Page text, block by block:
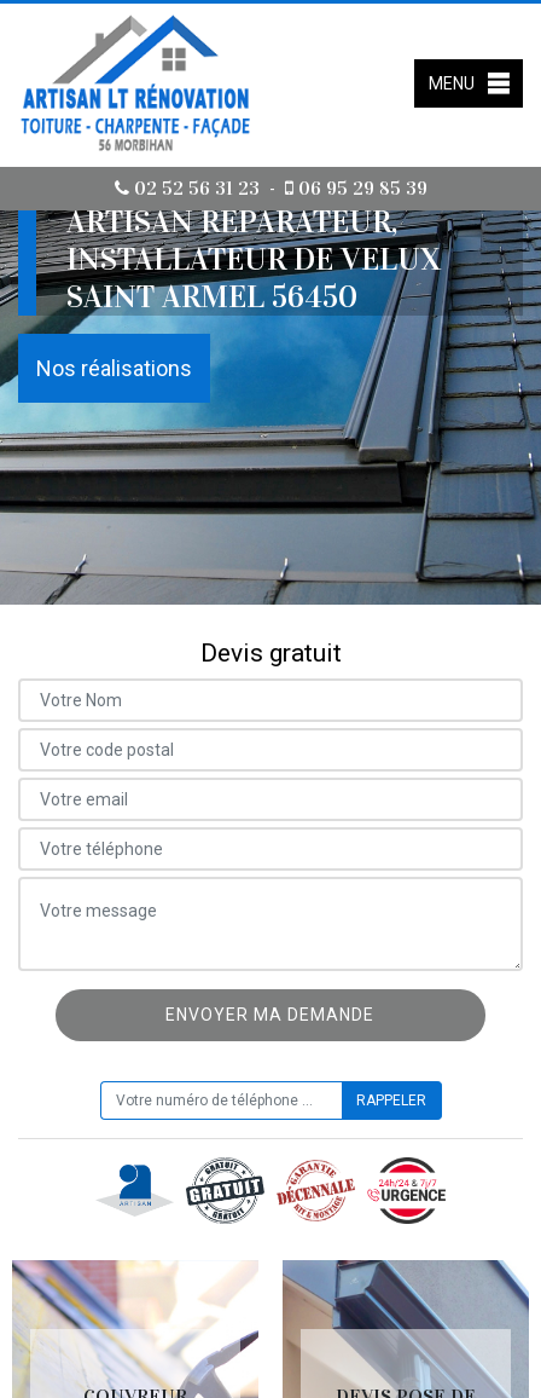
02 52 56 31 23 - 06 95 29 85 39
MENU
ARTISAN RÉPARATEUR,
INSTALLATEUR DE VELUX
SAINT ARMEL 56450
Nos réalisations
Devis gratuit